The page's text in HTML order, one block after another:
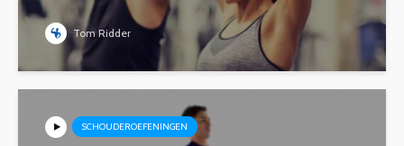
Tom Ridder
SCHOUDEROEFENINGEN